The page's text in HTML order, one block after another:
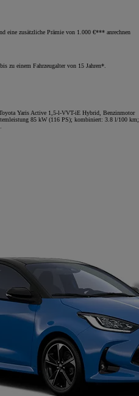
eine zusätzliche Prämie von 1.000 €*** anrechnen
zu einem Fahrzeugalter von 15 Jahren*.
Yaris Active 1,5-l-VVT-iE Hybrid, Benzinmotor
85 kW (116 PS); kombiniert: 3.8 l/100 km;